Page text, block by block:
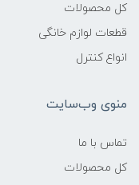
کل محصولات
قطعات لوازم خانگی
انواع کنترل
منوی وب‌سایت
تماس با ما
کل محصولات